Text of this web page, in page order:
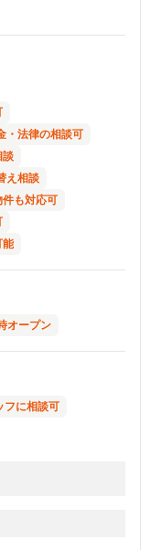
・法律の相談可
談
え相談
件も対応可
能
オープン
フに相談可